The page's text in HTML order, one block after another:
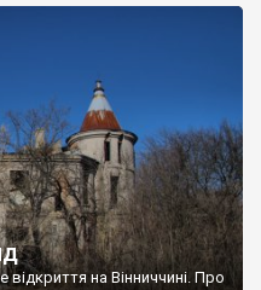
на Вінниччині. Про